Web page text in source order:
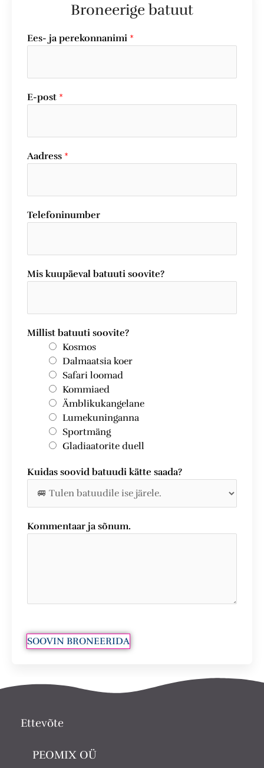
Broneerige batuut
Ees- ja perekonnanimi *
E-post *
Aadress *
Telefoninumber
Mis kuupäeval batuuti soovite?
Millist batuuti soovite?
Kosmos
Dalmaatsia koer
Safari loomad
Kommiaed
Ämblikukangelane
Lumekuninganna
Sportmäng
Gladiaatorite duell
Kuidas soovid batuudi kätte saada?
Kommentaar ja sõnum.
SOOVIN BRONEERIDA
Ettevõte
PEOMIX OÜ